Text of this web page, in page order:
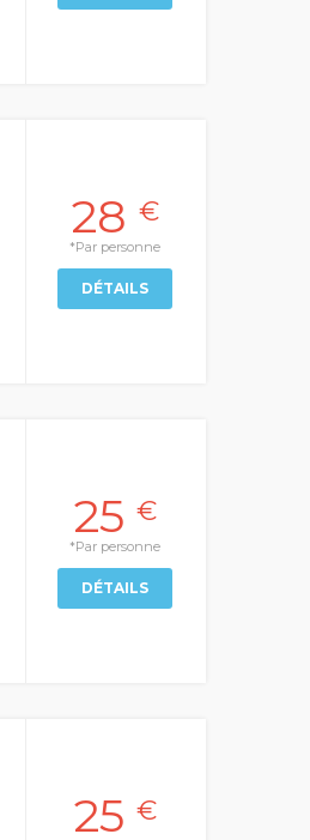
28 €
*Par personne
DÉTAILS
25 €
*Par personne
DÉTAILS
25 €